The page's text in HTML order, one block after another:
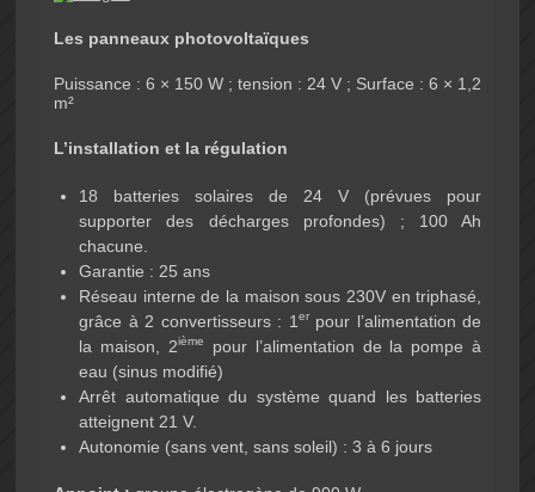
Les panneaux photovoltaïques
Puissance : 6 × 150 W ; tension : 24 V ; Surface : 6 × 1,2
m²
L’installation et la régulation
18 batteries solaires de 24 V (prévues pour
supporter des décharges profondes) ; 100 Ah
chacune.
Garantie : 25 ans
Réseau interne de la maison sous 230V en triphasé,
grâce à 2 convertisseurs : 1 erpour l’alimentation de
la maison, 2ième
pour l’alimentation de la pompe à
eau (sinus modifié)
Arrêt automatique du système quand les batteries
atteignent 21 V.
Autonomie (sans vent, sans soleil) : 3 à 6 jours